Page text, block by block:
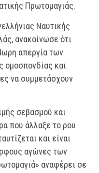
Πρωτομαγιάς.
Ναυτικής
ανακοίνωσε ότι
απεργία των
ομοσπονδίας και
να συμμετάσχουν
σεβασμού και
που άλλαξε το ρου
και είναι
αγώνες των
αναφέρει σε